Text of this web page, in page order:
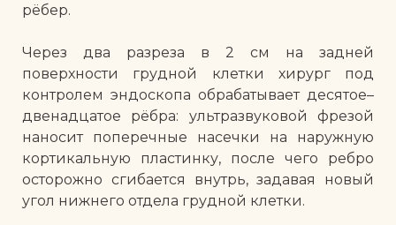
рёбер.
Через два разреза в 2 см на задней
поверхности грудной клетки хирург под
контролем эндоскопа обрабатывает десятое–
двенадцатое рёбра: ультразвуковой фрезой
наносит поперечные насечки на наружную
кортикальную пластинку, после чего ребро
осторожно сгибается внутрь, задавая новый
угол нижнего отдела грудной клетки.